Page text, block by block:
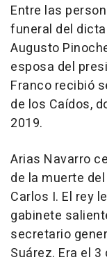
Entre las
funeral del
Augusto
esposa del
Franco recibió
de los Caídos,
2019.
Arias Navarro
de la muerte
Carlos I. El rey
gabinete
secretario
Suárez. Era el